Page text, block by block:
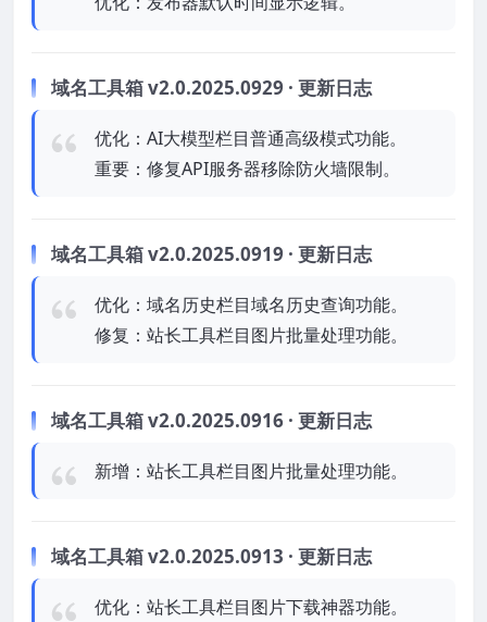
域名工具箱 v2.0.2025.0929 · 更新日志
优化：AI大模型栏目普通高级模式功能。
重要：修复API服务器移除防火墙限制。
域名工具箱 v2.0.2025.0919 · 更新日志
优化：域名历史栏目域名历史查询功能。
修复：站长工具栏目图片批量处理功能。
域名工具箱 v2.0.2025.0916 · 更新日志
新增：站长工具栏目图片批量处理功能。
域名工具箱 v2.0.2025.0913 · 更新日志
优化：站长工具栏目图片下载神器功能。